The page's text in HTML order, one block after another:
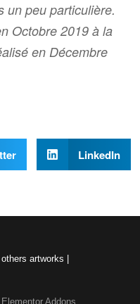
un peu particulière.
Octobre 2019 à la
en Décembre
LinkedIn
artworks |
Addons